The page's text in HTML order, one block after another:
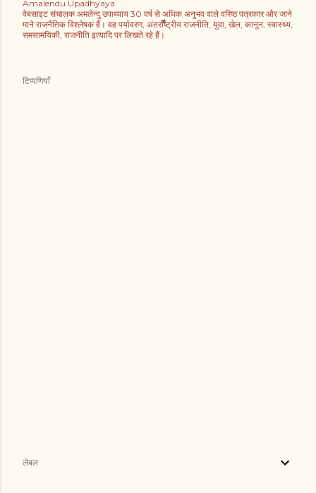
Amalendu Upadhyaya
वेबसाइट संचालक अमलेन्दु उपाध्याय 30 वर्ष से अधिक अनुभव वाले वरिष्ठ पत्रकार और जाने
माने राजनैतिक विश्लेषक हैं। वह पर्यावरण, अंतर्राष्ट्रीय राजनीति, युवा, खेल, कानून, स्वास्थ्य,
समसामयिकी, राजनीति इत्यादि पर लिखते रहे हैं।
टिप्पणियाँ
लेबल